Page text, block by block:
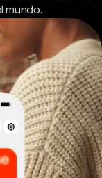
mundo.